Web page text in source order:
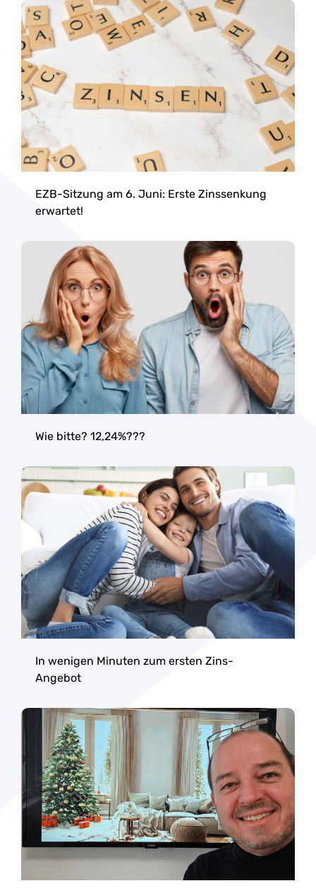
EZB-Sitzung am 6. Juni: Erste Zinssenkung
erwartet!
Wie bitte? 12,24%???
In wenigen Minuten zum ersten Zins-
Angebot